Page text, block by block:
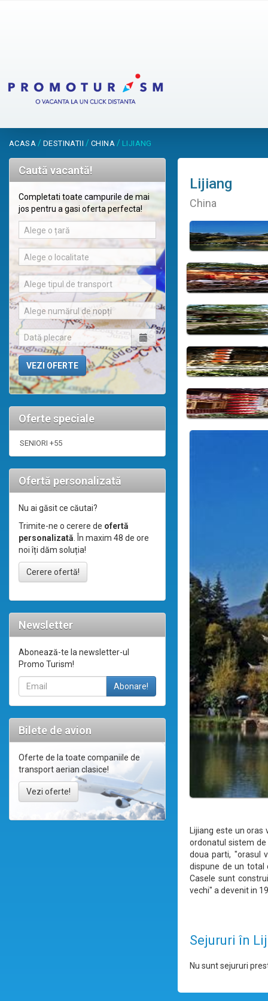
ACASA / DESTINATII / CHINA / LIJIANG
Caută vacantă!
Completati toate campurile de mai
jos pentru a gasi oferta perfecta!
Alege o țară
Alege o localitate
Alege tipul de transport
Alege numărul de nopți
Oferte speciale
SENIORI +55
Ofertă personalizată
Nu ai găsit ce căutai?
Trimite-ne o cerere de ofertă
personalizată. În maxim 48 de ore
noi îți dăm soluția!
Cerere ofertă!
Newsletter
Abonează-te la newsletter-ul
Promo Turism!
Bilete de avion
Oferte de la toate companiile de
transport aerian clasice!
Vezi oferte!
Lijiang
China
Lijiang este un
ordonatul sistem
doua parti, "orasul
dispune de un total
Casele sunt
vechi" a devenit in
Sejururi în
Nu sunt sejururi